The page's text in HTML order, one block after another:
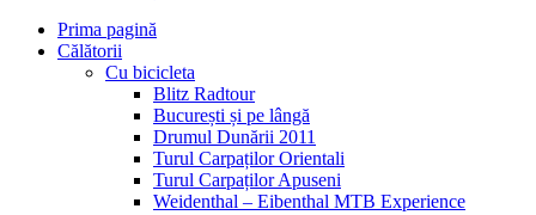
Prima pagină
Călătorii
Cu bicicleta
Blitz Radtour
București și pe lângă
Drumul Dunării 2011
Turul Carpaților Orientali
Turul Carpaților Apuseni
Weidenthal – Eibenthal MTB Experience